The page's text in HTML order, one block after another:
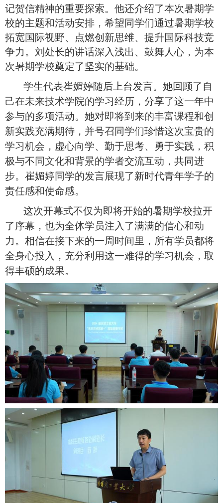
记贺信精神的重要探索。他还介绍了本次暑期学
校的主题和活动安排，希望同学们通过暑期学校
拓宽国际视野、点燃创新思维、提升国际科技竞
争力。刘处长的讲话深入浅出、鼓舞人心，为本
次暑期学校奠定了坚实的基础。
学生代表崔媚婷随后上台发言。她回顾了自
己在未来技术学院的学习经历，分享了这一年中
参与的多项活动。她对即将到来的丰富课程和创
新实践充满期待，并号召同学们珍惜这次宝贵的
学习机会，虚心向学、勤于思考、勇于实践，积
极与不同文化和背景的学者交流互动，共同进
步。崔媚婷同学的发言展现了新时代青年学子的
责任感和使命感。
这次开幕式不仅为即将开始的暑期学校拉开
了序幕，也为全体学员注入了满满的信心和动
力。相信在接下来的一周时间里，所有学员都将
全身心投入，充分利用这一难得的学习机会，取
得丰硕的成果。